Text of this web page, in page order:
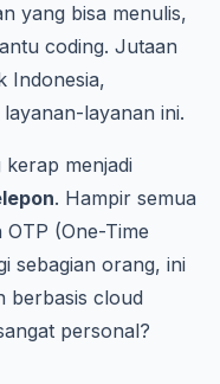
yang bisa menulis,
coding. Jutaan
Indonesia,
layanan ini.
menjadi
. Hampir semua
(One-Time
sebagian orang, ini
berbasis cloud
personal?